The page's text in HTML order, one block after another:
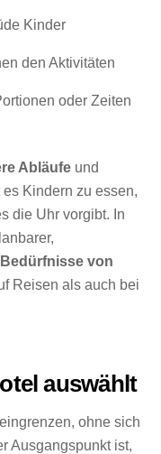
Kinder
den Aktivitäten
oder Zeiten
Abläufe und
Kindern zu essen,
die Uhr vorgibt. In
von
Reisen als auch bei
auswählt
ohne sich
Ausgangspunkt ist,